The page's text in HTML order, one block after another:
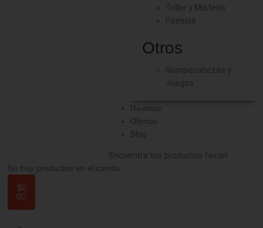
Triller y Misterio
Poesías
Otros
Rompecabezas y
Juegos
Revistas
Ofertas
Blog
No hay productos en el carrito.
$0
0